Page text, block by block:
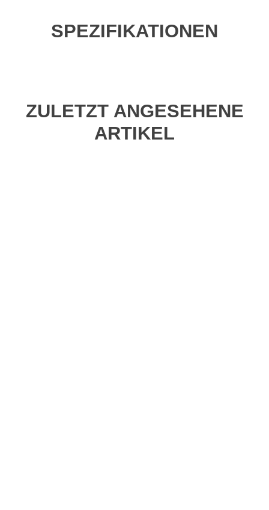
SPEZIFIKATIONEN
ZULETZT ANGESEHENE
ARTIKEL